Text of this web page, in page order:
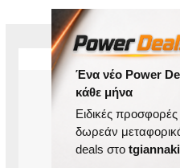
ΕΠΙΚΟΙΝΩΝΊΑ
ΝΈΑ & ΆΡΘΡΑ
Ένα νέο Power
κάθε μήνα
Ειδικές
δωρεάν
deals στο